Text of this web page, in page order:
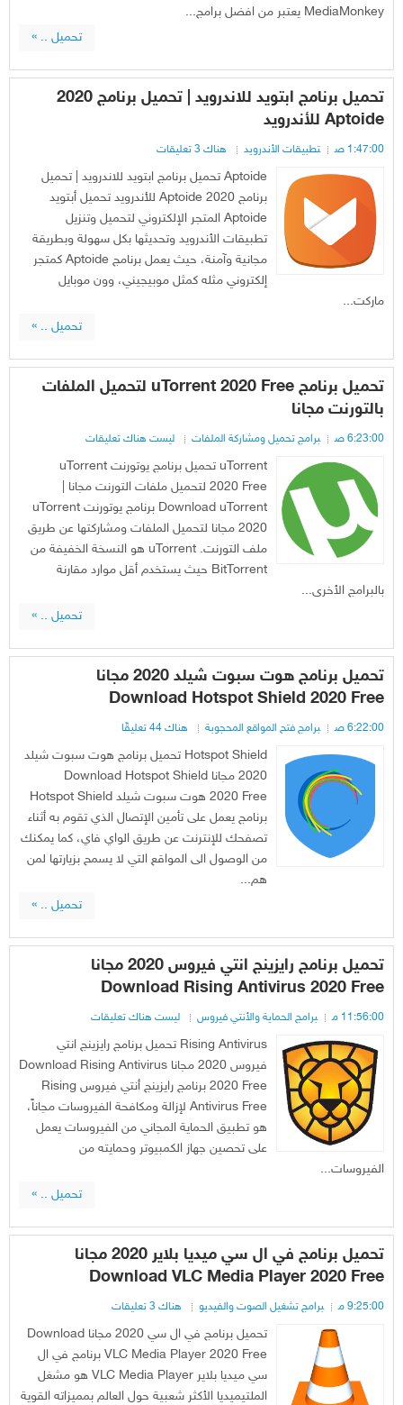
MediaMonkey يعتبر من افضل برامج...
تحميل .. »
تحميل برنامج ابتويد للاندرويد | تحميل برنامج 2020
Aptoide للأندرويد
1:47:00 ص تطبيقات الأندرويد هناك 3 تعليقات
Aptoide تحميل برنامج ابتويد للاندرويد | تحميل
برنامج 2020 Aptoide للأندرويد تحميل أبتويد
Aptoide المتجر الإلكتروني لتحميل وتنزيل
تطبيقات الأندرويد وتحديثها بكل سهولة وبطريقة
مجانية وآمنة، حيث يعمل برنامج Aptoide كمتجر
إلكتروني مثله كمثل موبيجيني، وون موبايل
ماركت...
تحميل .. »
تحميل برنامج uTorrent 2020 Free لتحميل الملفات
بالتورنت مجانا
6:23:00 ص برامج تحميل ومشاركة الملفات ليست هناك تعليقات
uTorrent تحميل برنامج يوتورنت uTorrent
2020 Free لتحميل ملفات التورنت مجانا |
Download uTorrent برنامج يوتورنت uTorrent
2020 مجانا لتحميل الملفات ومشاركتها عن طريق
ملف التورنت. uTorrent هو النسخة الخفيفة من
BitTorrent حيث يستخدم أقل موارد مقارنة
بالبرامج الأخرى...
تحميل .. »
تحميل برنامج هوت سبوت شيلد 2020 مجانا
Download Hotspot Shield 2020 Free
6:22:00 ص برامج فتح المواقع المحجوبة هناك 44 تعليقًا
Hotspot Shield تحميل برنامج هوت سبوت شيلد
2020 مجانا Download Hotspot Shield
2020 Free هوت سبوت شيلد Hotspot Shield
برنامج يعمل على تأمين الإتصال الذي تقوم به أثناء
تصفحك للإنترنت عن طريق الواي فاي، كما يمكنك
من الوصول الى المواقع التي لا يسمح بزيارتها لمن
هم...
تحميل .. »
تحميل برنامج رايزينج انتي فيروس 2020 مجانا
Download Rising Antivirus 2020 Free
11:56:00 م برامج الحماية والأنتي فيروس ليست هناك تعليقات
Rising Antivirus تحميل برنامج رايزينج انتي
فيروس 2020 مجانا Download Rising Antivirus
2020 Free برنامج رايزينج أنتي فيروس Rising
Antivirus Free لإزالة ومكافحة الفيروسات مجاناً،
هو تطبيق الحماية المجاني من الفيروسات يعمل
على تحصين جهاز الكمبيوتر وحمايته من
الفيروسات...
تحميل .. »
تحميل برنامج في ال سي ميديا بلاير 2020 مجانا
Download VLC Media Player 2020 Free
9:25:00 م برامج تشغيل الصوت والفيديو هناك 3 تعليقات
تحميل برنامج في ال سي 2020 مجانا Download
VLC Media Player 2020 Free برنامج في ال
سي ميديا بلاير VLC Media Player هو مشغل
الملتيميديا الأكثر شعبية حول العالم بمميزاته القوية